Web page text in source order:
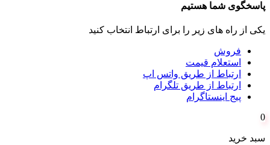
پاسخگوی شما هستیم
یکی از راه های زیر را برای ارتباط انتخاب کنید
فروش
استعلام قیمت
ارتباط از طریق واتس اپ
ارتباط از طریق تلگرام
پیج اینستاگرام
0
سبد خرید